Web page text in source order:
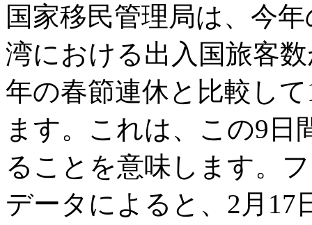
国家移民管理局は、今
湾における出入国旅客
年の春節連休と比較し
ます。これは、この9日
ることを意味します。
データによると、2月17